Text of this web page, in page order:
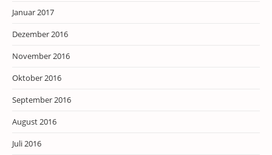
Januar 2017
Dezember 2016
November 2016
Oktober 2016
September 2016
August 2016
Juli 2016